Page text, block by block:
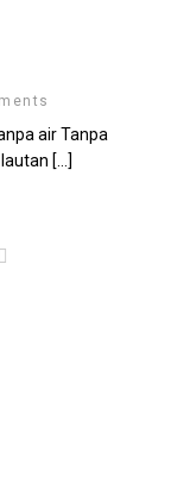
air Tanpa
[…]